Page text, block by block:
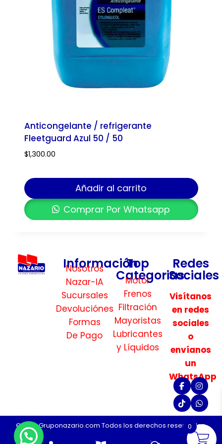
Anticongelante / refrigerante
Fleetguard Azul 50 / 50
$1,300.00
Añadir al carrito
Comprar Por Whatsapp
Información
Nosotros
Nazar-IA
Sucursales
Devoluciónes
Formas
De Pago
Top
Categorias
Motor
Frenos
Filtración
Mayoristas
Lubricantes
y Líquidos
Redes
Sociales
Visítanos
en redes
sociales
o
envíanos
un
WhatsApp
©2026 Gruponazario.com Todos los derechos reservados.
0